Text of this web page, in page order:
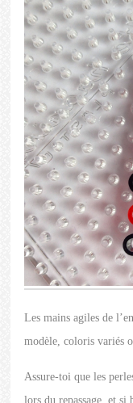
Les mains agiles de
modèle, coloris variés
Assure-toi que les
lors du repassage, et si